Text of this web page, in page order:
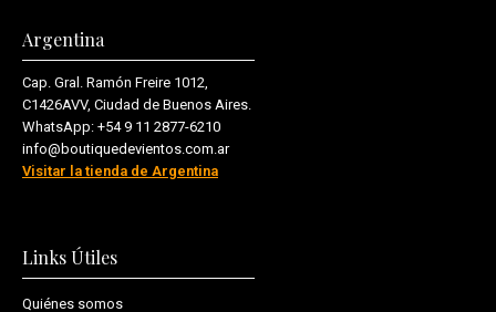
Argentina
Cap. Gral. Ramón Freire 1012,
C1426AVV, Ciudad de Buenos Aires.
WhatsApp: +54 9 11 2877-6210
info@boutiquedevientos.com.ar
Visitar la tienda de Argentina
Links Útiles
Quiénes somos